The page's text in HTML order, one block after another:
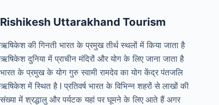
Rishikesh Uttarakhand Tourism
ऋषिकेश की गिनती भारत के प्रमुख तीर्थ स्थलों में किया जाता है
ऋषिकेश दुनिया में प्राचीन मंदिरों और योग के लिए जाना जाता है
भारत के प्रमुख के योग गुरु स्वामी रामदेव का योग केंद्र पंतजलि
ऋषिकेश में स्थित है I प्रतिवर्ष भारत के विभिन्न शहरों से लाखों की
संख्या में श्रद्धालु और पर्यटक यहां पर घूमने के लिए आते हैं अगर